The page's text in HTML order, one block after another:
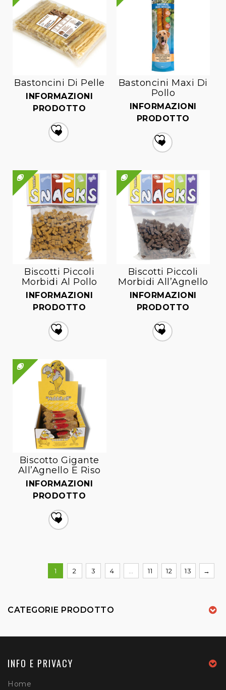
Bastoncini Di Pelle
INFORMAZIONI
PRODOTTO
Bastoncini Maxi Di
Pollo
INFORMAZIONI
PRODOTTO
Biscotti Piccoli
Morbidi Al Pollo
INFORMAZIONI
PRODOTTO
Biscotti Piccoli
Morbidi All’Agnello
INFORMAZIONI
PRODOTTO
QUICK VIEW
Biscotto Gigante
All’Agnello E Riso
INFORMAZIONI
PRODOTTO
1 2 3 4 … 11 12 13 →
CATEGORIE PRODOTTO
INFO E PRIVACY
Home